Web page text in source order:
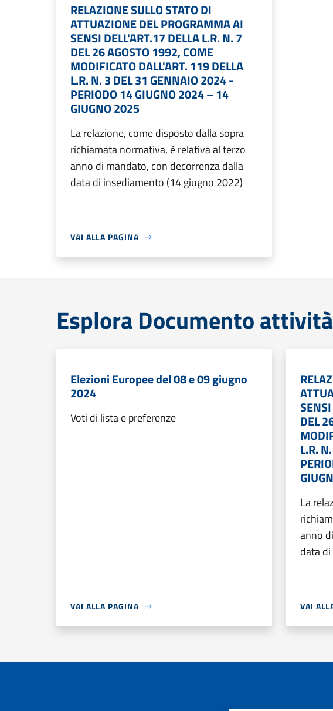
RELAZIONE SULLO STATO DI
ATTUAZIONE DEL PROGRAMMA AI
SENSI DELL'ART.17 DELLA L.R. N. 7
DEL 26 AGOSTO 1992, COME
MODIFICATO DALL'ART. 119 DELLA
L.R. N. 3 DEL 31 GENNAIO 2024 -
PERIODO 14 GIUGNO 2024 – 14
GIUGNO 2025
La relazione, come disposto dalla sopra
richiamata normativa, è relativa al terzo
anno di mandato, con decorrenza dalla
data di insediamento (14 giugno 2022)
VAI ALLA PAGINA
Esplora Documento
Elezioni Europee del 08 e 09 giugno
2024
Voti di lista e preferenze
VAI ALLA PAGINA
DEL
L.R.
La
anno
data
VAI